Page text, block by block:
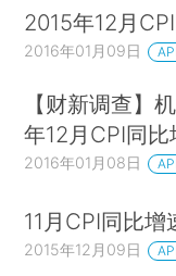
2015年12月
2016年01月09日
【财新调查】
年12月CPI同比
2016年01月08日
11月CPI同比增
2015年12月09日